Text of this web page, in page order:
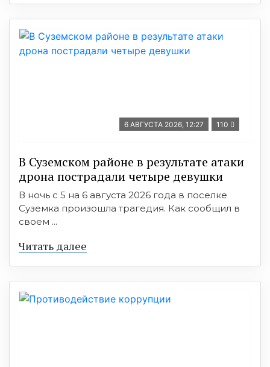
6 АВГУСТА 2026, 12:27 110
В Суземском районе в результате атаки
дрона пострадали четыре девушки
В ночь с 5 на 6 августа 2026 года в поселке
Суземка произошла трагедия. Как сообщил в
своем ...
Читать далее